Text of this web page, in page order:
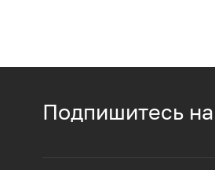
Подпишитесь